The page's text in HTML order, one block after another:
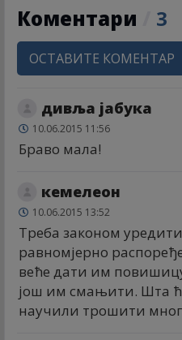
Коментари 3
ОСТАВИТЕ КОМЕНТАР
дивља јабука
10.06.2015 11:56
Браво мала!
кемелеон
10.06.2015 13:52
Треба законом
равномјерно
веће дати им
још им смањити. Шта
научили трошити